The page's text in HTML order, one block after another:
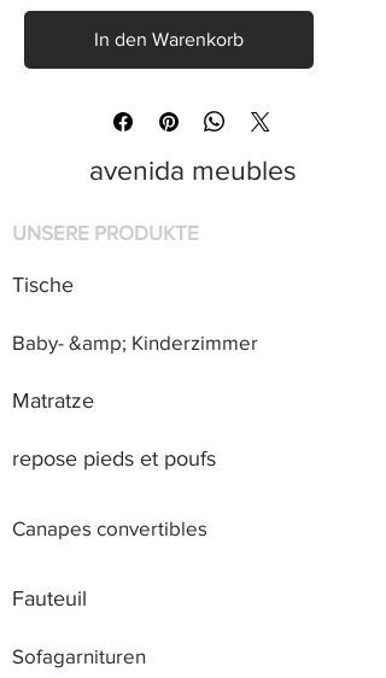
In den Warenkorb
avenida meubles
UNSERE PRODUKTE
Tische
Baby- &amp; Kinderzimmer
Matratze
repose pieds et poufs
Canapes convertibles
Fauteuil
Sofagarnituren